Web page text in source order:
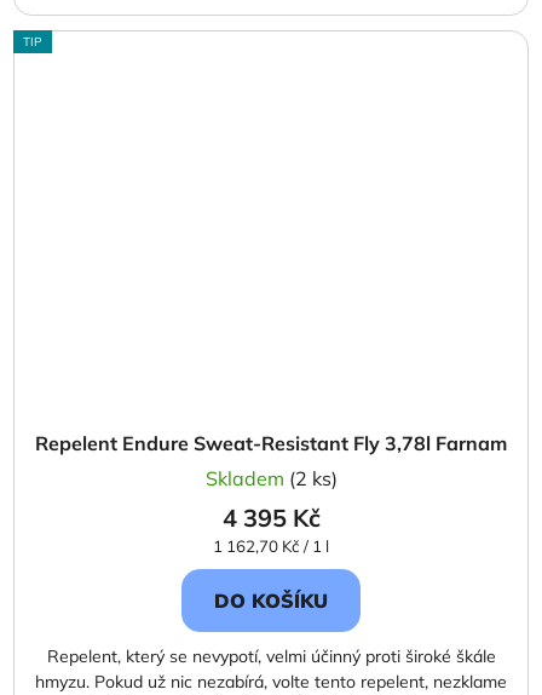
TIP
Repelent Endure Sweat-Resistant Fly 3,78l Farnam
Skladem (2 ks)
4 395 Kč
Měrná
cena:
1 162,70 Kč / 1 l
DO KOŠÍKU
Repelent, který se nevypotí, velmi účinný proti široké škále
hmyzu. Pokud už nic nezabírá, volte tento repelent, nezklame